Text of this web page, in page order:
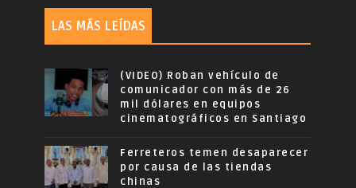
LAS MÁS LEÍDAS
(VIDEO) Roban vehículo de
comunicador con más de 26
mil dólares en equipos
cinematográficos en Santiago
Ferreteros temen desaparecer
por causa de las tiendas
chinas